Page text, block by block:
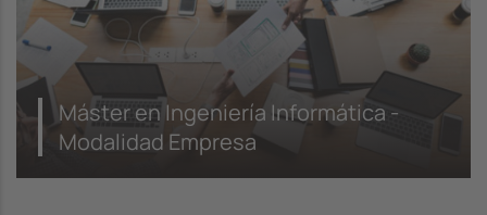
Máster en Ingeniería Informática -
Modalidad Empresa